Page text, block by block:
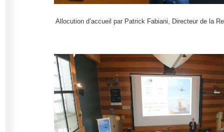
Allocution d’accueil par Patrick Fabiani, Directeur de la